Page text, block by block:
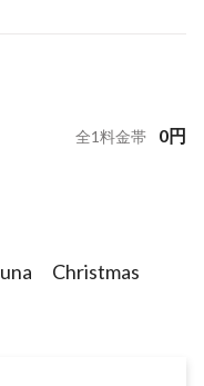
全1料金帯 0円
Christmas